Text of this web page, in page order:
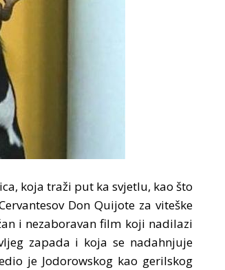
koja traži put ka svjetlu, kao što
Don Quijote za viteške
i nezaboravan film koji nadilazi
zapada i koja se nadahnjuje
je Jodorowskog kao gerilskog